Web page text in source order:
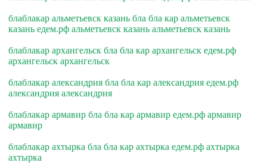
блаблакар альметьевск казань бла бла кар альметьевск
казань едем.рф альметьевск казань альметьевск казань
блаблакар архангельск бла бла кар архангельск едем.рф
архангельск архангельск
блаблакар александрия бла бла кар александрия едем.рф
александрия александрия
блаблакар армавир бла бла кар армавир едем.рф армавир
армавир
блаблакар ахтырка бла бла кар ахтырка едем.рф ахтырка
ахтырка